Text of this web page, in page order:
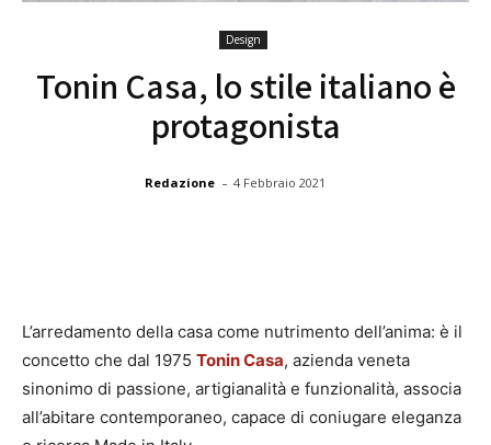
Design
Tonin Casa, lo stile italiano è
protagonista
Redazione - 4 Febbraio 2021
L’arredamento della casa come nutrimento dell’anima: è il
concetto che dal 1975 Tonin Casa, azienda veneta
sinonimo di passione, artigianalità e funzionalità, associa
all’abitare contemporaneo, capace di coniugare eleganza